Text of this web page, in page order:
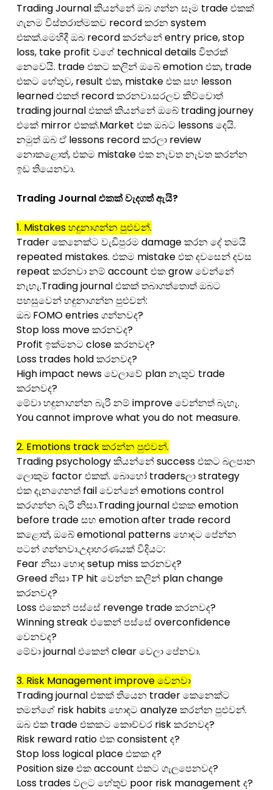
Trading Journal කියන්නේ ඔබ ගන්න සෑම trade එකක්
ගැනම විස්තරාත්මකව record කරන system
එකක්.මෙහිදී ඔබ record කරන්නේ entry price, stop
loss, take profit වගේ technical details විතරක්
නෙවෙයි. trade එකට කලින් ඔබේ emotion එක, trade
එකට හේතුව, result එක, mistake එක සහ lesson
learned එකත් record කරනවා.සරලව කිව්වොත්
trading journal එකක් කියන්නේ ඔබේ trading journey
එකේ mirror එකක්.Market එක ඔබට lessons දෙයි.
නමුත් ඔබ ඒ lessons record කරලා review
නොකළොත්, එකම mistake එක නැවත නැවත කරන්න
ඉඩ තියෙනවා.
Trading Journal එකක් වැදගත් ඇයි?
1. Mistakes හඳුනාගන්න පුළුවන්.
Trader කෙනෙක්ට වැඩිපුරම damage කරන දේ තමයි
repeated mistakes. එකම mistake එක දවසෙන් දවස
repeat කරනවා නම් account එක grow වෙන්නේ
නැහැ.Trading journal එකක් තබාගත්තොත් ඔබට
පහසුවෙන් හඳුනාගන්න පුළුවන්:
ඔබ FOMO entries ගන්නවද?
Stop loss move කරනවද?
Profit ඉක්මනට close කරනවද?
Loss trades hold කරනවද?
High impact news වෙලාවේ plan නැතුව trade
කරනවද?
මේවා හඳුනාගන්න බැරි නම් improve වෙන්නත් බැහැ.
You cannot improve what you do not measure.
2. Emotions track කරන්න පුළුවන්.
Trading psychology කියන්නේ success එකට බලපාන
ලොකුම factor එකක්. බොහෝ tradersලා strategy
එක දැනගෙනත් fail වෙන්නේ emotions control
කරගන්න බැරි නිසා.Trading journal එකක emotion
before trade සහ emotion after trade record
කළොත්, ඔබේ emotional patterns හොඳට පේන්න
පටන් ගන්නවා.උදාහරණයක් විදියට:
Fear නිසා හොඳ setup miss කරනවද?
Greed නිසා TP hit වෙන්න කලින් plan change
කරනවද?
Loss එකෙන් පස්සේ revenge trade කරනවද?
Winning streak එකෙන් පස්සේ overconfidence
වෙනවද?
මේවා journal එකෙන් clear වෙලා පේනවා.
3. Risk Management improve වෙනවා
Trading journal එකක් තියෙන trader කෙනෙක්ට
තමන්ගේ risk habits හොඳට analyze කරන්න පුළුවන්.
ඔබ එක trade එකකට කොච්චර risk කරනවද?
Risk reward ratio එක consistent ද?
Stop loss logical place එකක ද?
Position size එක account එකට ගැලපෙනවද?
Loss trades වලට හේතුව poor risk management ද?